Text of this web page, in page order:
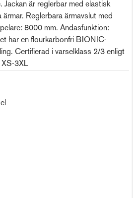
Jackan är reglerbar med elastisk
Reglerbara ärmavslut med
8000 mm. Andasfunktion:
har en flourkarbonfri BIONIC-
Certifierad i varselklass 2/3 enligt
3XL